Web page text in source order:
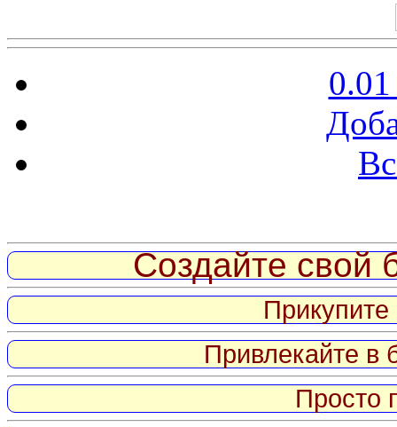
Создайте свой
Привлекайте в
Просто